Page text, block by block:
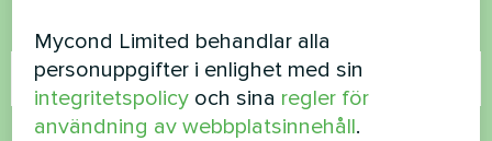
Namn
Telefonnummer
Mycond Limited behandlar alla
personuppgifter i enlighet med sin
integritetspolicy och sina regler för
användning av webbplatsinnehåll.